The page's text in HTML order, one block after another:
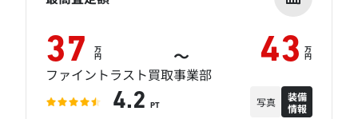
37 万
円 ～ 43 万
円
ファイントラスト買取事業部
4.2 PT 写真
装備
情報